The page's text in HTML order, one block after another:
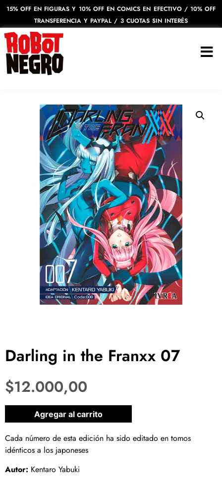
15% OFF EN FIGURAS Y 10% OFF EN COMICS EN EFECTIVO / 10% OFF
TRANSFERENCIA Y PAYPAL / 3 CUOTAS SIN INTERÉS
Darling in the Franxx 07
$12.000,00
1 disponibles
Agregar al carrito
Cada número de esta edición ha sido editado en tomos
idénticos a los japoneses
Autor: Kentaro Yabuki